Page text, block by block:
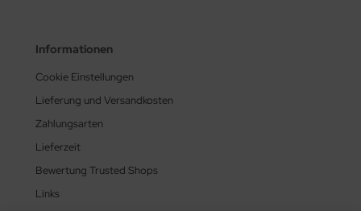
Informationen
Cookie Einstellungen
Lieferung und Versandkosten
Zahlungsarten
Lieferzeit
Bewertung Trusted Shops
Links